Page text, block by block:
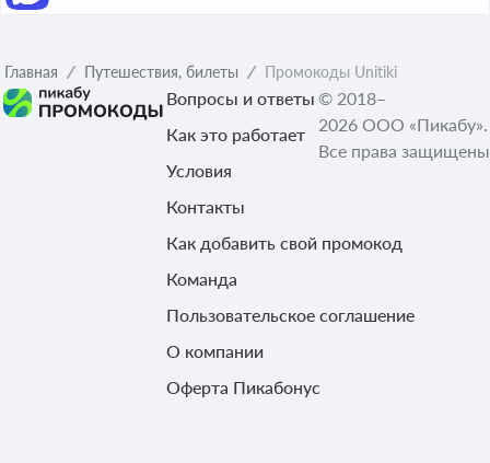
Главная Путешествия, билеты Промокоды Unitiki
Вопросы и ответы
Как это работает
Условия
Контакты
Как добавить свой промокод
Команда
Пользовательское соглашение
О компании
Оферта Пикабонус
© 2018–
2026 ООО «Пикабу».
Все права защищены